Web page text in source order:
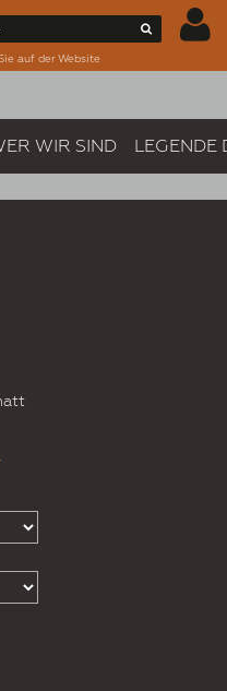
auf der Website
WIR SIND LEGENDE